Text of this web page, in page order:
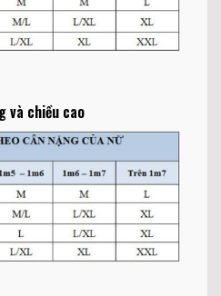
và chiều cao